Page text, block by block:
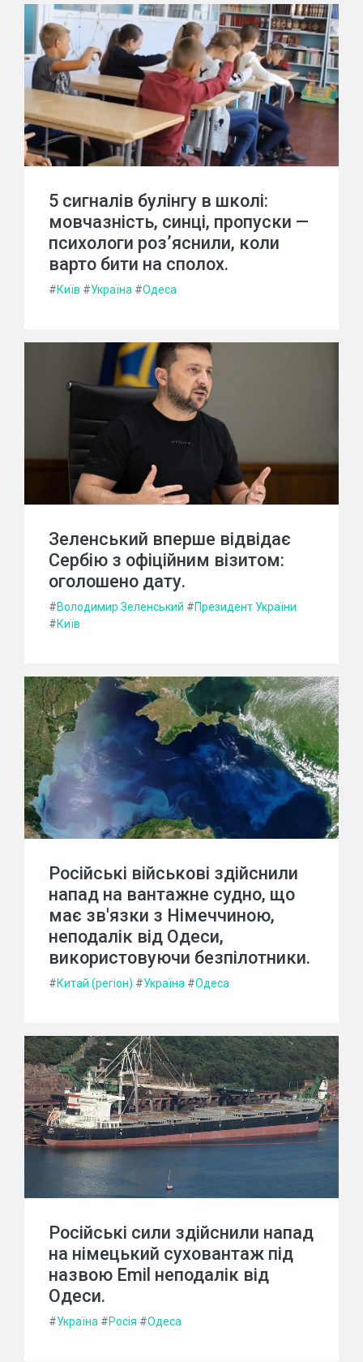
5 сигналів булінгу в школі:
мовчазність, синці, пропуски —
психологи роз’яснили, коли
варто бити на сполох.
#Київ #Україна #Одеса
Зеленський вперше відвідає
Сербію з офіційним візитом:
оголошено дату.
#Володимир Зеленський #Президент України
#Київ
Російські військові здійснили
напад на вантажне судно, що
має зв'язки з Німеччиною,
неподалік від Одеси,
використовуючи безпілотники.
#Китай (регіон) #Україна #Одеса
Російські сили здійснили напад
на німецький суховантаж під
назвою Emil неподалік від
Одеси.
#Україна #Росія #Одеса